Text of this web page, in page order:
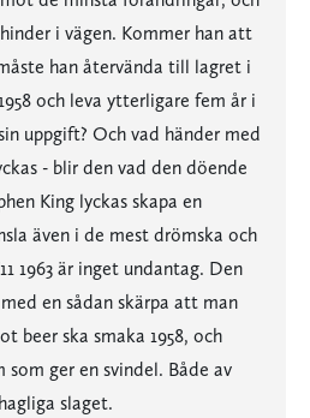
i vägen. Kommer han att
han återvända till lagret i
och leva ytterligare fem år i
uppgift? Och vad händer med
- blir den vad den döende
King lyckas skapa en
även i de mest drömska och
1963 är inget undantag. Den
en sådan skärpa att man
beer ska smaka 1958, och
ger en svindel. Både av
slaget.